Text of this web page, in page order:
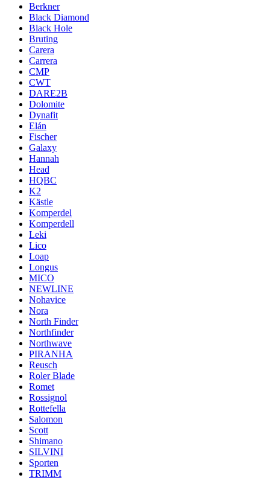
Berkner
Black Diamond
Black Hole
Bruting
Carera
Carrera
CMP
CWT
DARE2B
Dolomite
Dynafit
Elán
Fischer
Galaxy
Hannah
Head
HQBC
K2
Kästle
Komperdel
Komperdell
Leki
Lico
Loap
Longus
MICO
NEWLINE
Nohavice
Nora
North Finder
Northfinder
Northwave
PIRANHA
Reusch
Roler Blade
Romet
Rossignol
Rottefella
Salomon
Scott
Shimano
SILVINI
Sporten
TRIMM